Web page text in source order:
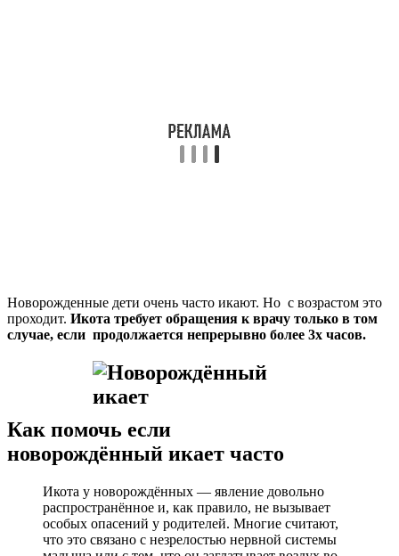
Новорожденные дети очень часто икают. Но с возрастом это
проходит. Икота требует обращения к врачу только в том
случае, если продолжается непрерывно более 3х часов.
Как помочь если
новорождённый икает часто
Икота у новорождённых — явление довольно
распространённое и, как правило, не вызывает
особых опасений у родителей. Многие считают,
что это связано с незрелостью нервной системы